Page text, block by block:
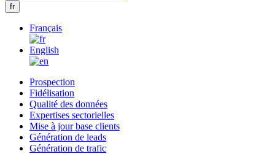
fr
Français
English
Prospection
Fidélisation
Qualité des données
Expertises sectorielles
Mise à jour base clients
Génération de leads
Génération de trafic